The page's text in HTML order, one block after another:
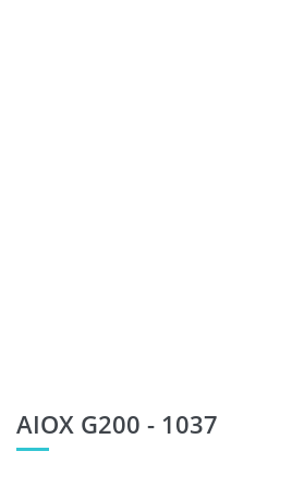
AIOX G200 - 1037